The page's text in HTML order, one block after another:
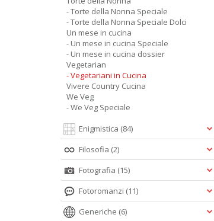
- Torte della Nonna Speciale
- Torte della Nonna Speciale Dolci
Un mese in cucina
- Un mese in cucina Speciale
- Un mese in cucina dossier
Vegetarian
- Vegetariani in Cucina
Vivere Country Cucina
We Veg
- We Veg Speciale
Enigmistica (84)
Filosofia (2)
Fotografia (15)
Fotoromanzi (11)
Generiche (6)